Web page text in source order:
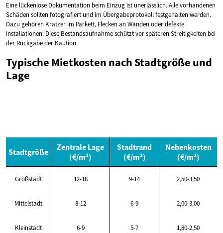
Eine lückenlose Dokumentation beim Einzug ist unerlässlich. Alle vorhandenen
Schäden sollten fotografiert und im Übergabeprotokoll festgehalten werden.
Dazu gehören Kratzer im Parkett, Flecken an Wänden oder defekte
Installationen. Diese Bestandsaufnahme schützt vor späteren Streitigkeiten bei
der Rückgabe der Kaution.
Typische Mietkosten nach Stadtgröße und
Lage
Stadtgröße
Zentrale Lage
(€/m²)
Stadtrand
(€/m²)
Nebenkosten
(€/m²)
Großstadt 12-18 9-14 2,50-3,50
Mittelstadt 8-12 6-9 2,00-3,00
Kleinstadt 6-9 5-7 1,80-2,50